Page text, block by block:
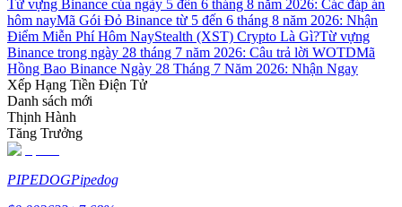
Chiến lược giao dịch
Học cách duy trì lợi nhuận
Từ vựng Binance của ngày 5 đến 6 tháng 8 năm 2026: Các đáp án
hôm nayMã Gói Đỏ Binance từ 5 đến 6 tháng 8 năm 2026: Nhận
Điểm Miễn Phí Hôm NayStealth (XST) Crypto Là Gì?Từ vựng
Binance trong ngày 28 tháng 7 năm 2026: Câu trả lời WOTDMã
Hồng Bao Binance Ngày 28 Tháng 7 Năm 2026: Nhận Ngay
Xếp Hạng Tiền Điện Tử
Danh sách mới
Thịnh Hành
Tăng Trưởng
PIPEDOGPipedog